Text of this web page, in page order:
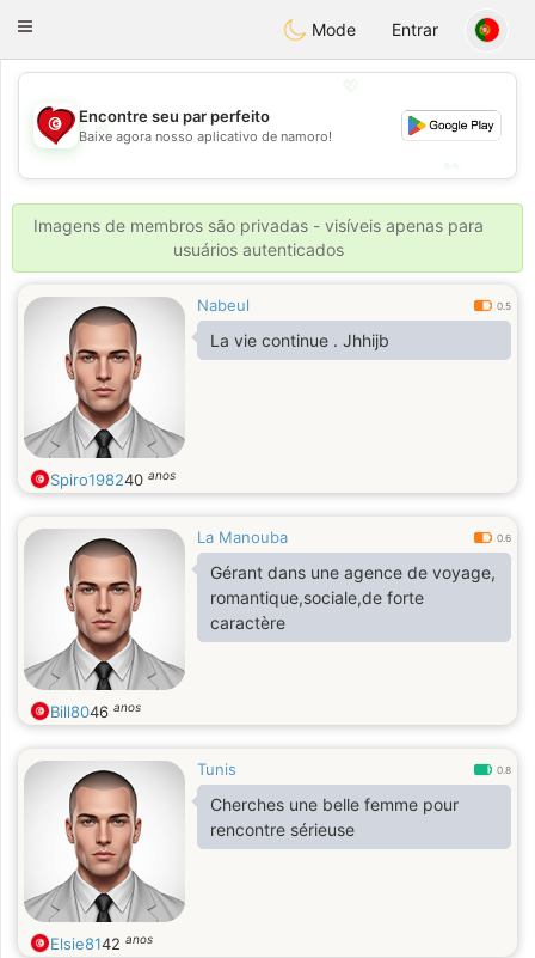
Tunisia Dating
Toggle
Mode Entrar
💖
💕
Encontre seu par perfeito
Baixe agora nosso aplicativo de namoro!
Imagens de membros são privadas - visíveis apenas para
usuários autenticados
Nabeul 0.5
La vie continue . Jhhijb
Spiro198240 anos
La Manouba 0.6
Gérant dans une agence de voyage,
romantique,sociale,de forte
caractère
Bill8046 anos
Tunis 0.8
Cherches une belle femme pour
rencontre sérieuse
Elsie8142 anos